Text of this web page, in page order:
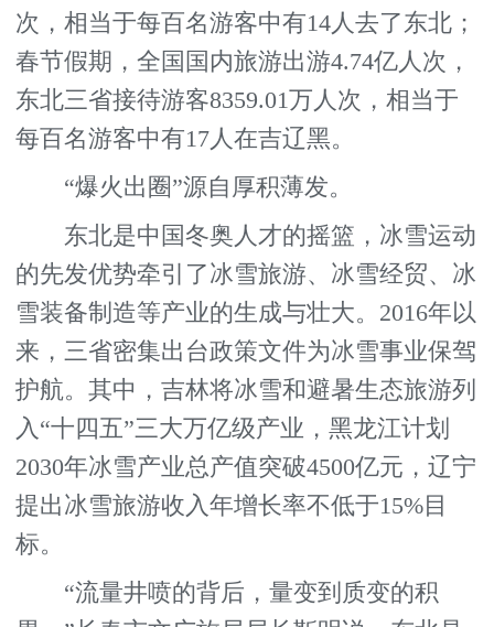
次，相当于每百名游客中有14人去了东北；
春节假期，全国国内旅游出游4.74亿人次，
东北三省接待游客8359.01万人次，相当于
每百名游客中有17人在吉辽黑。
“爆火出圈”源自厚积薄发。
东北是中国冬奥人才的摇篮，冰雪运动
的先发优势牵引了冰雪旅游、冰雪经贸、冰
雪装备制造等产业的生成与壮大。2016年以
来，三省密集出台政策文件为冰雪事业保驾
护航。其中，吉林将冰雪和避暑生态旅游列
入“十四五”三大万亿级产业，黑龙江计划
2030年冰雪产业总产值突破4500亿元，辽宁
提出冰雪旅游收入年增长率不低于15%目
标。
“流量井喷的背后，量变到质变的积